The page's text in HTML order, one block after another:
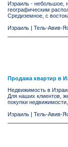
Израиль - небольшое,
географическим
Средиземное, с
Израиль | Тель-Авив-
Продажа квартир в
Недвижимость в
Для наших клиентов,
покупки
Израиль | Тель-Авив-